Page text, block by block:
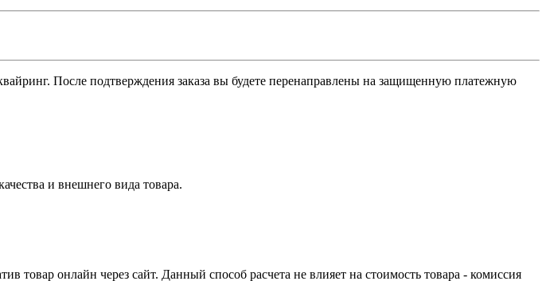
После подтверждения заказа вы будете перенаправлены на защищенную платежную
и внешнего вида товара.
онлайн через сайт. Данный способ расчета не влияет на стоимость товара - комиссия